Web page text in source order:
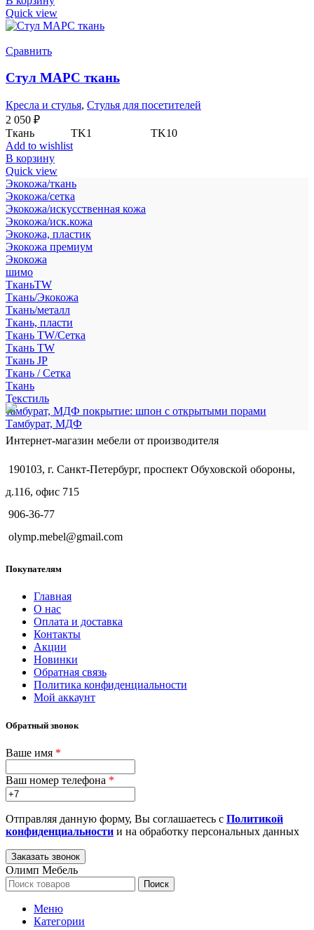
Quick view
Сравнить
Стул МАРС ткань
Кресла и стулья, Стулья для посетителей
2 050 ₽
Ткань TK1 TK10
Add to wishlist
В корзину
Quick view
Экокожа/ткань
Экокожа/сетка
Экокожа/искусственная кожа
Экокожа/иск.кожа
Экокожа, пластик
Экокожа премиум
Экокожа
шимо
ТканьTW
Ткань/Экокожа
Ткань/металл
Ткань, пласти
Ткань TW/Сетка
Ткань TW
Ткань JP
Ткань / Сетка
Ткань
Текстиль
тамбурат, МДФ покрытие: шпон с открытыми порами
Тамбурат, МДФ
Интернет-магазин мебели от производителя
190103, г. Санкт-Петербург, проспект Обуховской обороны,
д.116, офис 715
906-36-77
olymp.mebel@gmail.com
Покупателям
Главная
О нас
Оплата и доставка
Контакты
Акции
Новинки
Обратная связь
Политика конфиденциальности
Мой аккаунт
Обратный звонок
Ваше имя *
Ваш номер телефона *
Отправляя данную форму, Вы соглашаетесь с Политикой
конфиденциальности и на обработку персональных данных
Олимп Мебель
Поиск
Меню
Категории